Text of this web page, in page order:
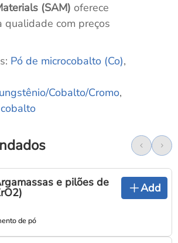
(SAM) oferece
qualidade com preços
Pó de microcobalto (Co),
Cobalto/Cromo,
e pilões de Add
de pó